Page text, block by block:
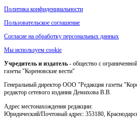
Политика конфиденциальности
Пользовательское соглашение
Согласие на обработку персональных данных
Мы используем cookie
Учредитель и издатель - общество с
газеты "Кореновские вести"
Генеральный директор ООО "Редакция газеты
редактор сетевого издания Демихова В.В.
Адрес местонахождения редакции:
Юридический/Почтовый адрес: 353180,